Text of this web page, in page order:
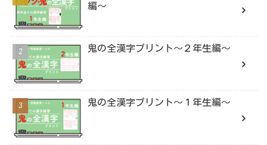
編〜
鬼の全漢字プリント〜２年生編〜
鬼の全漢字プリント〜１年生編〜